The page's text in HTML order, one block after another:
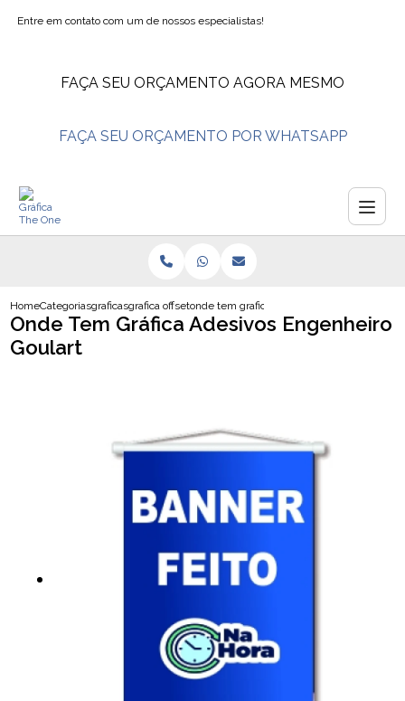
Entre em contato com um de nossos especialistas!
FAÇA SEU ORÇAMENTO AGORA MESMO
FAÇA SEU ORÇAMENTO POR WHATSAPP
HomeCategoriasgraficasgrafica offsetonde tem grafica adesivos engenheiro
Onde Tem Gráfica Adesivos Engenheiro
Goulart